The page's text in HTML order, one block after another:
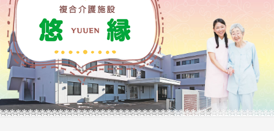
ふれあう そして自分らしく・・・